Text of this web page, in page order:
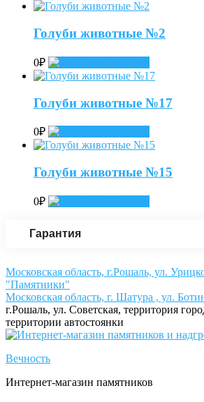
Голуби животные №2
0₽
Голуби животные №17
0₽
Голуби животные №15
0₽
Гарантия
Московская область, г.Рошаль, ул.
"Памятники"
Московская область, г. Шатура , ул.
г.Рошаль, ул. Советская, территория
территории автостоянки
Вечность
Интернет-магазин памятников